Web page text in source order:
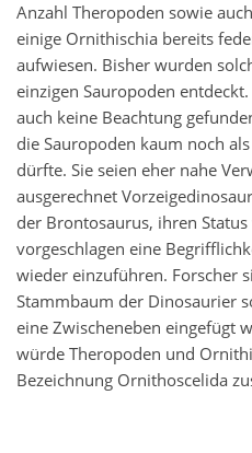
Anzahl Theropoden sowie auch
einige Ornithischia bereits
aufwiesen. Bisher wurden
einzigen Sauropoden
auch keine Beachtung
die Sauropoden kaum noch
dürfte. Sie seien eher nahe
ausgerechnet
der Brontosaurus, ihren
vorgeschlagen eine
wieder einzuführen. Forscher
Stammbaum der Dinosaurier
eine Zwischeneben eingefügt
würde Theropoden und
Bezeichnung Ornithoscelida